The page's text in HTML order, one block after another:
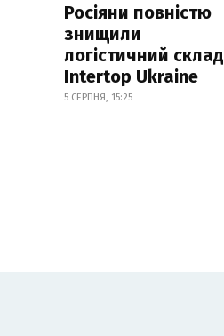
Росіяни повністю
знищили
логістичний склад
Intertop Ukraine
5 СЕРПНЯ, 15:25